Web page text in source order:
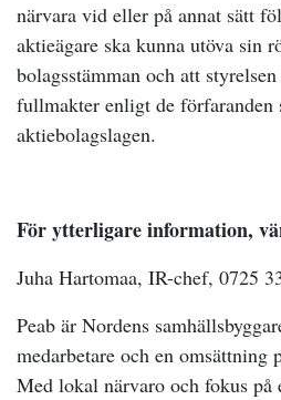
närvara vid eller på annat sätt
aktieägare ska kunna utöva sin
bolagsstämman och att
fullmakter enligt de förfaranden
aktiebolagslagen.
För ytterligare information,
Juha Hartomaa, IR-chef, 0725
Peab är Nordens
medarbetare och en omsättning
Med lokal närvaro och fokus på